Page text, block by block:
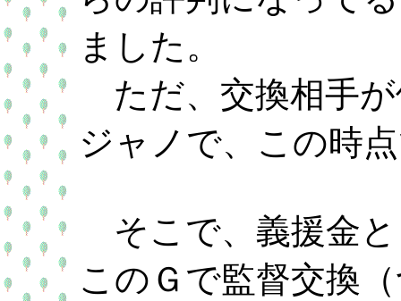
ました。
ただ、交換相手が
ジャノで、この時
そこで、義援金と
このＧで監督交換